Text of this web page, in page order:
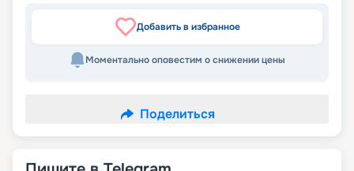
Добавить в избранное
Моментально оповестим о снижении цены
Поделиться